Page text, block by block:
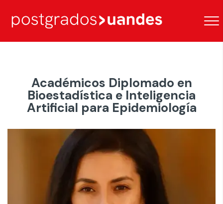
Académicos Diplomado en
Bioestadística e Inteligencia
Artificial para Epidemiología